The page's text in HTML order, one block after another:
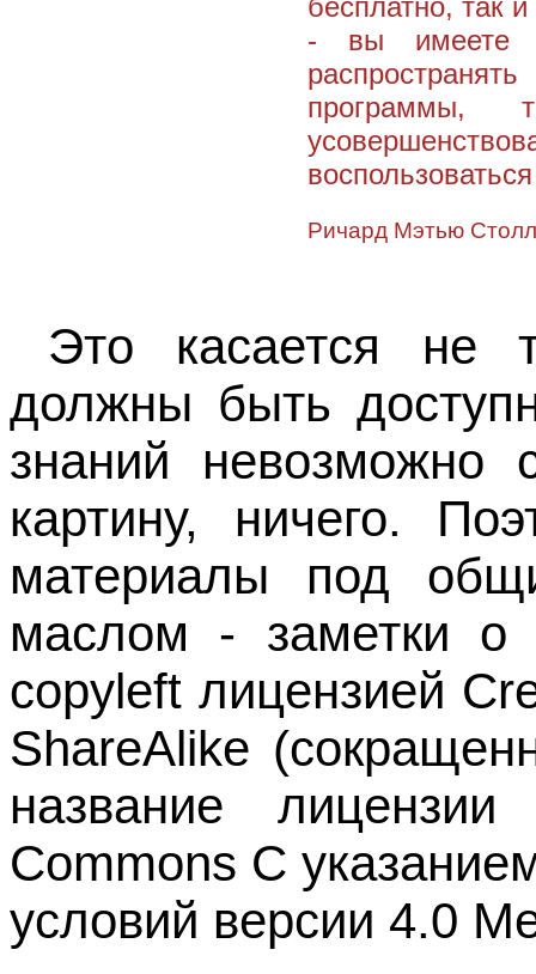
бесплатно, так
- вы имеете
программы,
Ричард Мэтью
Это касается не
должны быть
знаний невозможно
картину, ничего.
материалы под
маслом - заметки о
copyleft лицензией
ShareAlike
название
Commons С
условий версии 4.0